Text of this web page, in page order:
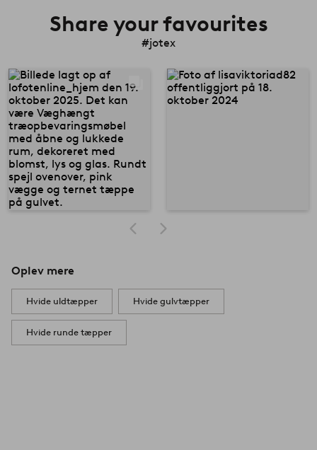
Share your favourites
#jotex
Oplev mere
Hvide uldtæpper Hvide gulvtæpper
Hvide runde tæpper